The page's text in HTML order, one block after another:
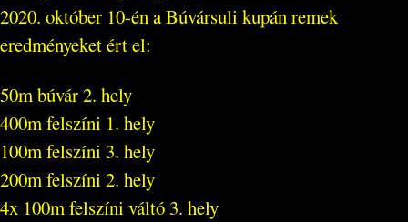
2020. október 10-én a Búvársuli kupán remek
eredményeket ért el:
50m búvár 2. hely
400m felszíni 1. hely
100m felszíni 3. hely
200m felszíni 2. hely
4x 100m felszíni váltó 3. hely